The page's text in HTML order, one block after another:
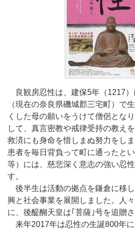
良観房忍性は、建保5年（1217）
（現在の奈良県磯城郡三宅町）で
くした母の願いをうけて僧侶とな
して、真言密教や戒律受持の教え
救済にも身命を惜しまぬ努力をし
患者を毎日背負って町に通ったと
等）には、慈悲深く意志の強い忍
す。
後半生は活動の拠点を鎌倉に移
興と社会事業を展開しました。人
に、後醍醐天皇は｢菩薩｣号を追贈さ
来年2017年は忍性の生誕800年